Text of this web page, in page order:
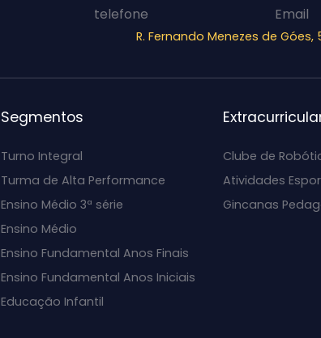
R. Fernando Menezes de
Segmentos
Turno Integral
Turma de Alta Performance
Ensino Médio 3ª série
Ensino Médio
Ensino Fundamental Anos Finais
Ensino Fundamental Anos Iniciais
Educação Infantil
Clube de
Atividades
Gincanas